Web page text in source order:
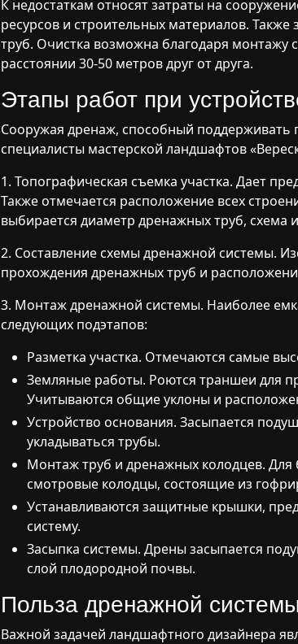
К недостаткам относят затраты на
ресурсов и строительных материалов.
труб. Очистка возможна благодаря монтажу
расстоянии 30-50 метров друг от друга.
Этапы работ при
Сооружая дренаж, способный поддерживать
специалисты мастерской ландшафтов
1. Топографическая съемка участка. Дает
Также отмечается расположение всех
выбирается диаметр дренажных труб, схема
2. Составление схемы дренажной системы.
прохождения дренажных труб и
3. Монтаж дренажной системы. Наиболее
следующих подэтапов:
Разметка участка. Отмечаются самые
Земляные работы. Роются траншеи для
Учитываются общие уклоны и
Устройство основания. Засыпается
укладываться трубы.
Монтаж труб и дренажных колодцев. Для
смотровые колодцы, состоящие из
Устанавливаются защитные крышки,
систему.
Засыпка системы. Дрены засыпается
слой плодородной почвы.
Польза дренажной
Важной задачей ландшафтного дизайнера